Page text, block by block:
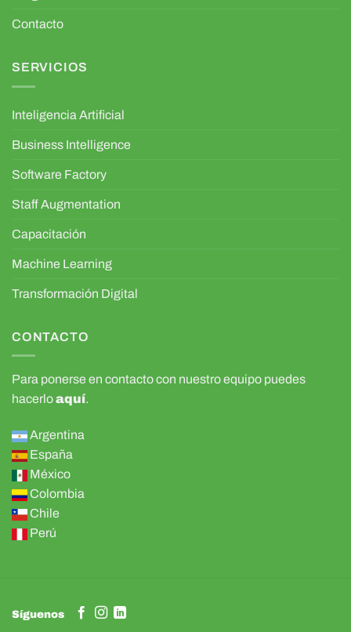
Contacto
SERVICIOS
Inteligencia Artificial
Business Intelligence
Software Factory
Staff Augmentation
Capacitación
Machine Learning
Transformación Digital
CONTACTO
Para ponerse en contacto con nuestro equipo puedes
hacerloaquí.
Argentina
España
México
Colombia
Chile
Perú
Síguenos